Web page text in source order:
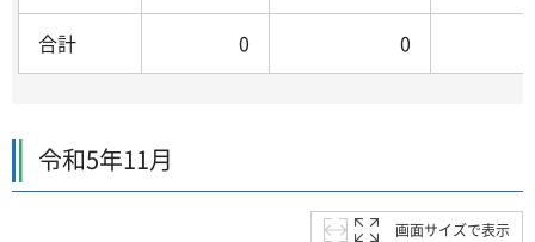
合計 0 0
令和5年11月
画面サイズで表示